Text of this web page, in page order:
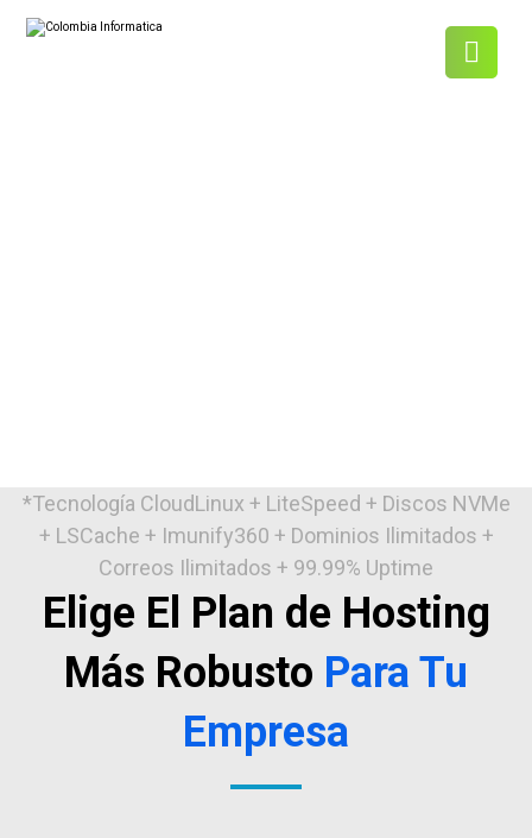
*Tecnología CloudLinux + LiteSpeed + Discos NVMe
+ LSCache + Imunify360 + Dominios Ilimitados +
Correos Ilimitados + 99.99% Uptime
Elige El Plan de Hosting
Más Robusto Para Tu
Empresa